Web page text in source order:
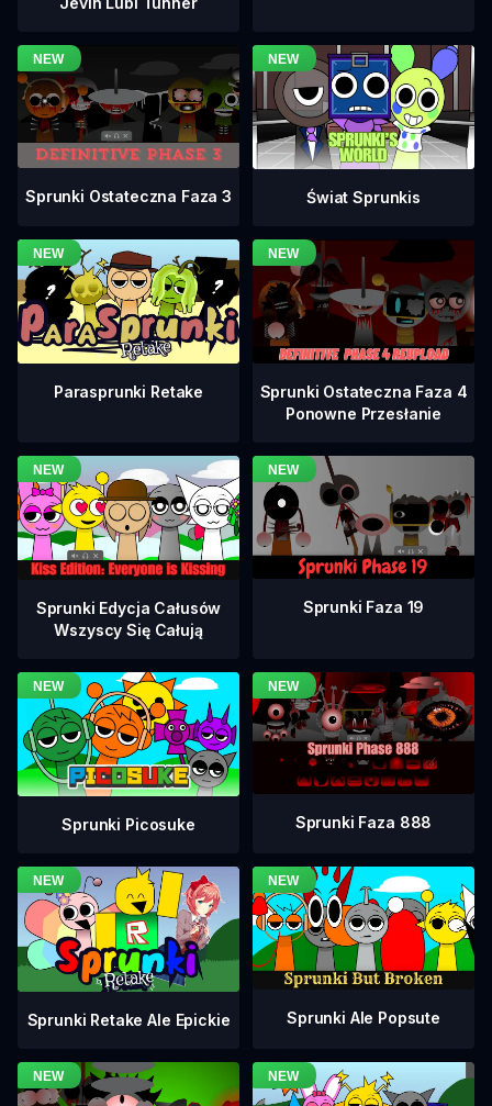
Sprunki Ostateczna Faza 3 Świat Sprunkis
Parasprunki Retake
Sprunki Ostateczna Faza 4
Ponowne Przesłanie
Sprunki Edycja Całusów
Wszyscy Się Całują
Sprunki Faza 19
Sprunki Picosuke Sprunki Faza 888
Sprunki Retake Ale Epickie Sprunki Ale Popsute